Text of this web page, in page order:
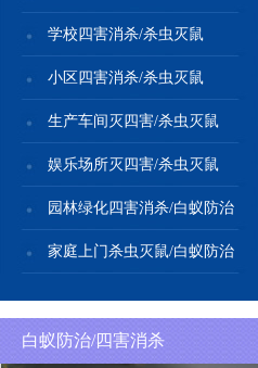
学校四害消杀/杀虫灭鼠
小区四害消杀/杀虫灭鼠
生产车间灭四害/杀虫灭鼠
娱乐场所灭四害/杀虫灭鼠
园林绿化四害消杀/白蚁防治
家庭上门杀虫灭鼠/白蚁防治
白蚁防治/四害消杀